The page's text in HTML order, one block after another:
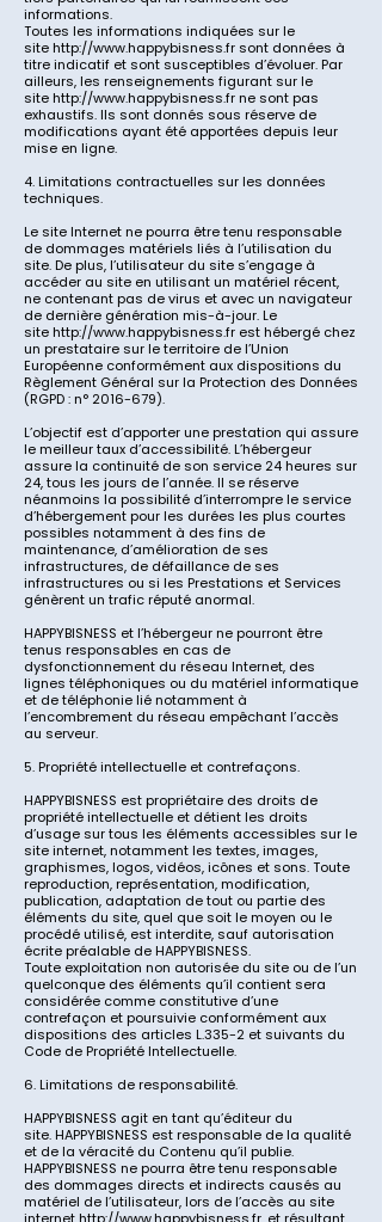
informations.
Toutes les informations indiquées sur le
site http://www.happybisness.fr sont données à
titre indicatif et sont susceptibles d’évoluer. Par
ailleurs, les renseignements figurant sur le
site http://www.happybisness.fr ne sont pas
exhaustifs. Ils sont donnés sous réserve de
modifications ayant été apportées depuis leur
mise en ligne.
4. Limitations contractuelles sur les données
techniques.
Le site Internet ne pourra être tenu responsable
de dommages matériels liés à l’utilisation du
site. De plus, l’utilisateur du site s’engage à
accéder au site en utilisant un matériel récent,
ne contenant pas de virus et avec un navigateur
de dernière génération mis-à-jour. Le
site http://www.happybisness.fr est hébergé chez
un prestataire sur le territoire de l’Union
Européenne conformément aux dispositions du
Règlement Général sur la Protection des Données
(RGPD : n° 2016-679).
L’objectif est d’apporter une prestation qui assure
le meilleur taux d’accessibilité. L’hébergeur
assure la continuité de son service 24 heures sur
24, tous les jours de l’année. Il se réserve
néanmoins la possibilité d’interrompre le service
d’hébergement pour les durées les plus courtes
possibles notamment à des fins de
maintenance, d’amélioration de ses
infrastructures, de défaillance de ses
infrastructures ou si les Prestations et Services
génèrent un trafic réputé anormal.
HAPPYBISNESS et l’hébergeur ne pourront être
tenus responsables en cas de
dysfonctionnement du réseau Internet, des
lignes téléphoniques ou du matériel informatique
et de téléphonie lié notamment à
l’encombrement du réseau empêchant l’accès
au serveur.
5. Propriété intellectuelle et contrefaçons.
HAPPYBISNESS est propriétaire des droits de
propriété intellectuelle et détient les droits
d’usage sur tous les éléments accessibles sur le
site internet, notamment les textes, images,
graphismes, logos, vidéos, icônes et sons. Toute
reproduction, représentation, modification,
publication, adaptation de tout ou partie des
éléments du site, quel que soit le moyen ou le
procédé utilisé, est interdite, sauf autorisation
écrite préalable de HAPPYBISNESS.
Toute exploitation non autorisée du site ou de l’un
quelconque des éléments qu’il contient sera
considérée comme constitutive d’une
contrefaçon et poursuivie conformément aux
dispositions des articles L.335-2 et suivants du
Code de Propriété Intellectuelle.
6. Limitations de responsabilité.
HAPPYBISNESS agit en tant qu’éditeur du
site. HAPPYBISNESS est responsable de la qualité
et de la véracité du Contenu qu’il publie.
HAPPYBISNESS ne pourra être tenu responsable
des dommages directs et indirects causés au
matériel de l’utilisateur, lors de l’accès au site